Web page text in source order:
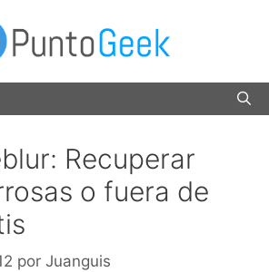
Recuperar
o fuera de
por Juanguis